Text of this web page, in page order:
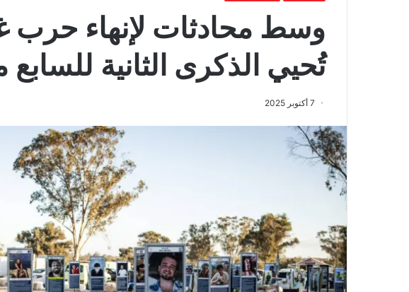
وسط محادثات لإنهاء حرب
تُحيي الذكرى الثانية للسابع
7 أكتوبر 2025